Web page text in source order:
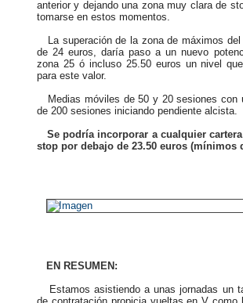
anterior y dejando una zona muy clara de
tomarse en estos momentos.
La superación de la zona de máximos
de 24 euros, daría paso a un nuevo
zona 25 ó incluso 25.50 euros un nivel
para este valor.
Medias móviles de 50 y 20 sesiones con
de 200 sesiones iniciando pendiente alcista.
Se podría incorporar a cualquier
stop por debajo de 23.50 euros (mínimos
EN RESUMEN:
Estamos asistiendo a unas jornadas un